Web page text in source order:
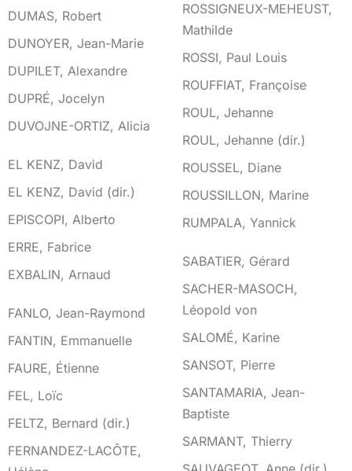
DUMAS, Robert
DUNOYER, Jean-Marie
DUPILET, Alexandre
DUPRÉ, Jocelyn
DUVOJNE-ORTIZ, Alicia
E
EL KENZ, David
EL KENZ, David (dir.)
EPISCOPI, Alberto
ERRE, Fabrice
EXBALIN, Arnaud
F
FANLO, Jean-Raymond
FANTIN, Emmanuelle
FAURE, Étienne
FEL, Loïc
FELTZ, Bernard (dir.)
FERNANDEZ-LACÔTE,
ROSSIGNEUX-MEHEUST,
Mathilde
ROSSI, Paul Louis
ROUFFIAT, Françoise
ROUL, Jehanne
ROUL, Jehanne (dir.)
ROUSSEL, Diane
ROUSSILLON, Marine
RUMPALA, Yannick
S
SABATIER, Gérard
SACHER-MASOCH,
Léopold von
SALOMÉ, Karine
SANSOT, Pierre
SANTAMARIA, Jean-
Baptiste
SARMANT, Thierry